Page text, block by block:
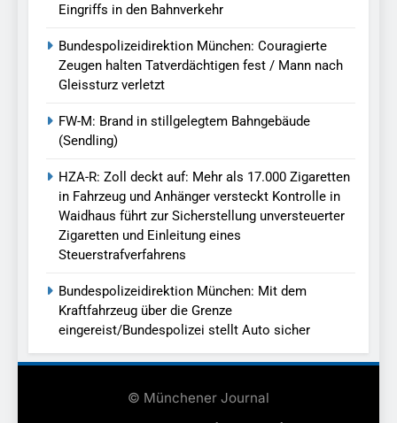
Eingriffs in den Bahnverkehr
Bundespolizeidirektion München: Couragierte
Zeugen halten Tatverdächtigen fest / Mann nach
Gleissturz verletzt
FW-M: Brand in stillgelegtem Bahngebäude
(Sendling)
HZA-R: Zoll deckt auf: Mehr als 17.000 Zigaretten
in Fahrzeug und Anhänger versteckt Kontrolle in
Waidhaus führt zur Sicherstellung unversteuerter
Zigaretten und Einleitung eines
Steuerstrafverfahrens
Bundespolizeidirektion München: Mit dem
Kraftfahrzeug über die Grenze
eingereist/Bundespolizei stellt Auto sicher
© Münchener Journal